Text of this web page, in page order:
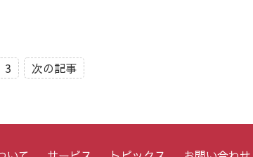
3 次の記事